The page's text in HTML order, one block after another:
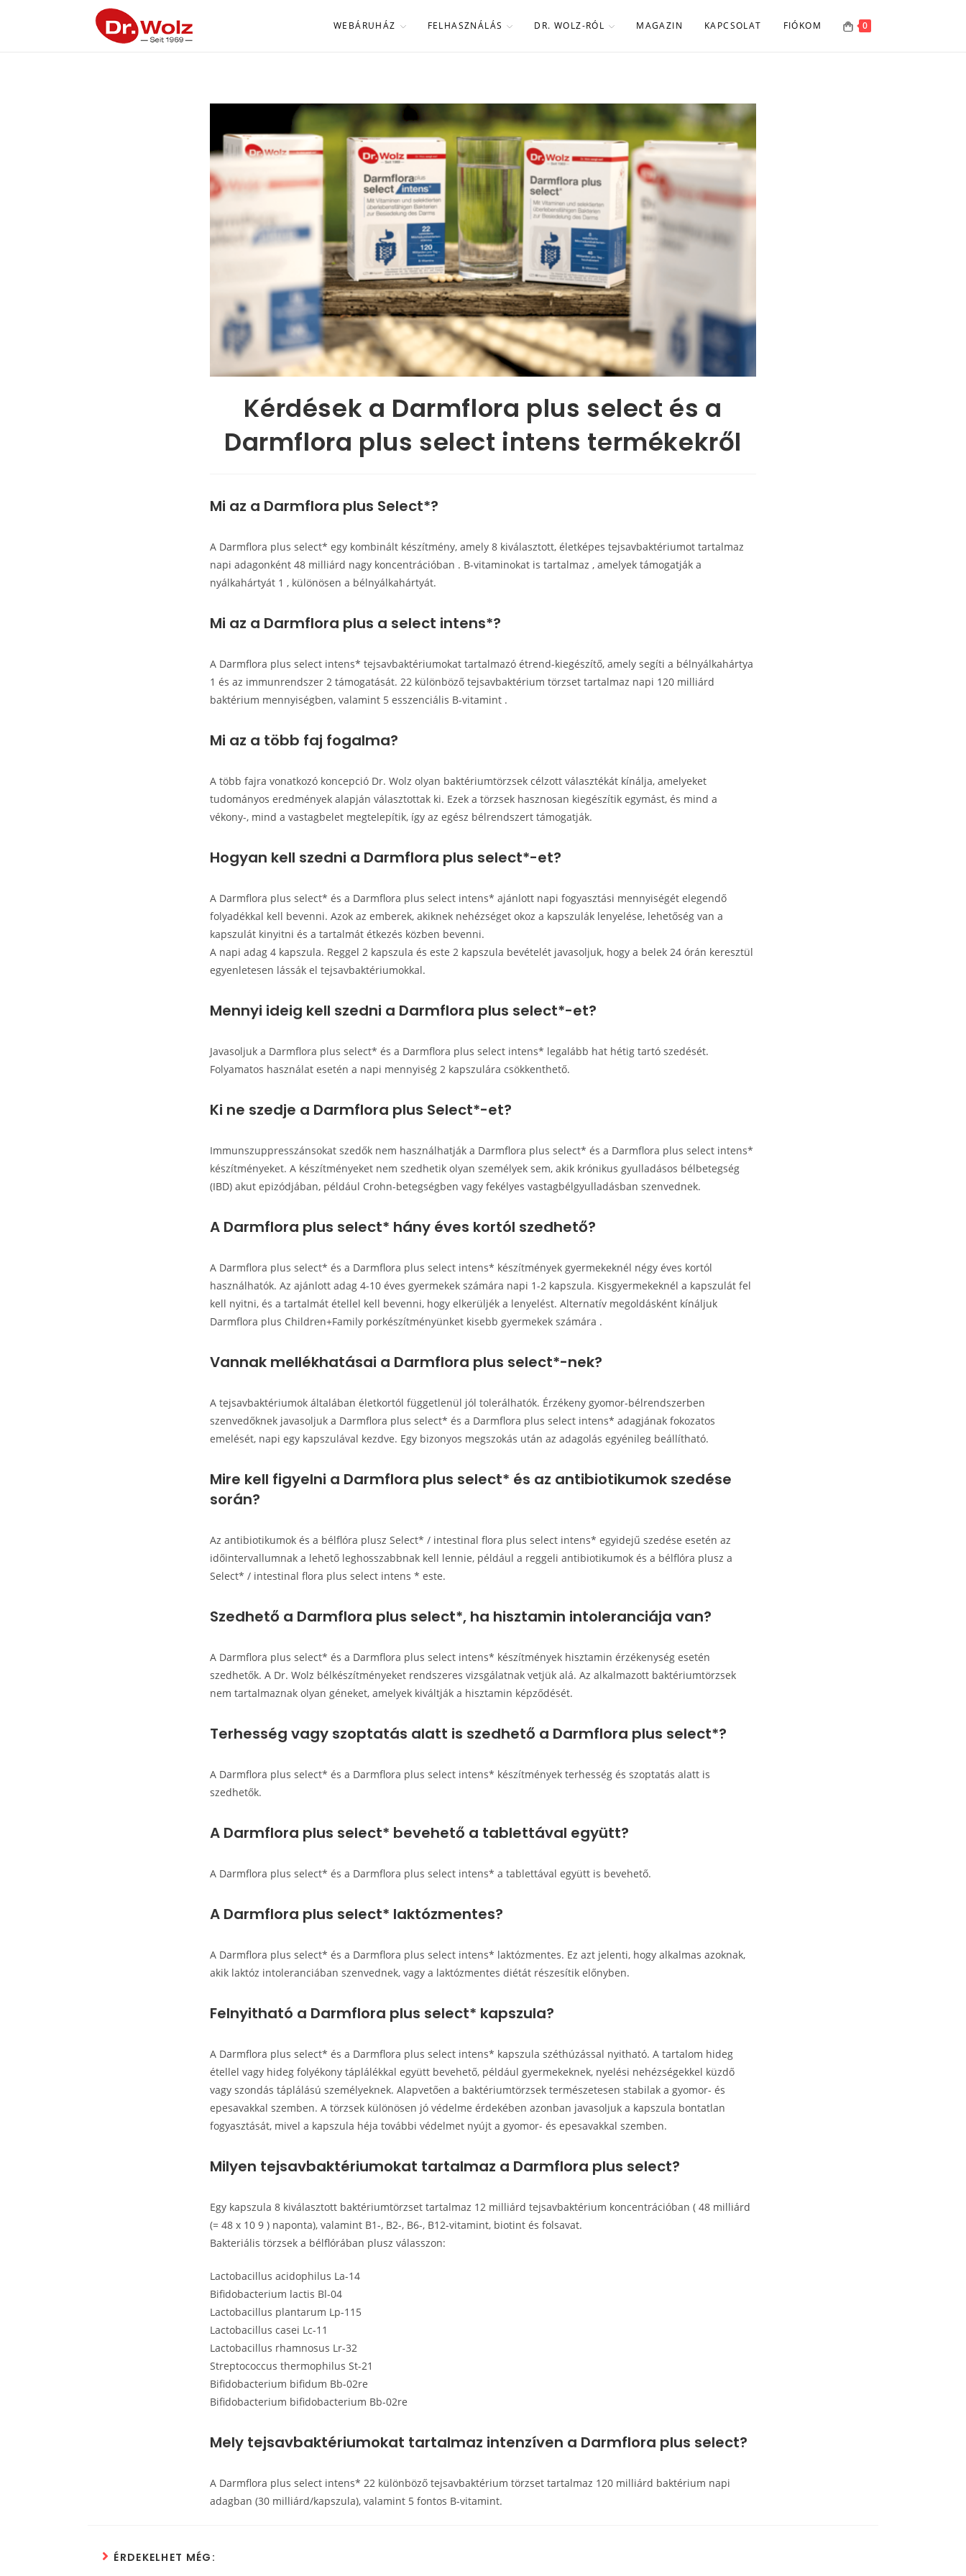
WEBÁRUHÁZ FELHASZNÁLÁS DR. WOLZ-RÓL MAGAZIN KAPCSOLAT FIÓKOM 0
Kérdések a Darmflora plus select és a
Darmflora plus select intens termékekről
Mi az a Darmflora plus Select*?
A Darmflora plus select* egy kombinált készítmény, amely 8 kiválasztott, életképes tejsavbaktériumot tartalmaz
napi adagonként 48 milliárd nagy koncentrációban . B-vitaminokat is tartalmaz , amelyek támogatják a
nyálkahártyát 1 , különösen a bélnyálkahártyát.
Mi az a Darmflora plus a select intens*?
A Darmflora plus select intens* tejsavbaktériumokat tartalmazó étrend-kiegészítő, amely segíti a bélnyálkahártya
1 és az immunrendszer 2 támogatását. 22 különböző tejsavbaktérium törzset tartalmaz napi 120 milliárd
baktérium mennyiségben, valamint 5 esszenciális B-vitamint .
Mi az a több faj fogalma?
A több fajra vonatkozó koncepció Dr. Wolz olyan baktériumtörzsek célzott választékát kínálja, amelyeket
tudományos eredmények alapján választottak ki. Ezek a törzsek hasznosan kiegészítik egymást, és mind a
vékony-, mind a vastagbelet megtelepítik, így az egész bélrendszert támogatják.
Hogyan kell szedni a Darmflora plus select*-et?
A Darmflora plus select* és a Darmflora plus select intens* ajánlott napi fogyasztási mennyiségét elegendő
folyadékkal kell bevenni. Azok az emberek, akiknek nehézséget okoz a kapszulák lenyelése, lehetőség van a
kapszulát kinyitni és a tartalmát étkezés közben bevenni.
A napi adag 4 kapszula. Reggel 2 kapszula és este 2 kapszula bevételét javasoljuk, hogy a belek 24 órán keresztül
egyenletesen lássák el tejsavbaktériumokkal.
Mennyi ideig kell szedni a Darmflora plus select*-et?
Javasoljuk a Darmflora plus select* és a Darmflora plus select intens* legalább hat hétig tartó szedését.
Folyamatos használat esetén a napi mennyiség 2 kapszulára csökkenthető.
Ki ne szedje a Darmflora plus Select*-et?
Immunszuppresszánsokat szedők nem használhatják a Darmflora plus select* és a Darmflora plus select intens*
készítményeket. A készítményeket nem szedhetik olyan személyek sem, akik krónikus gyulladásos bélbetegség
(IBD) akut epizódjában, például Crohn-betegségben vagy fekélyes vastagbélgyulladásban szenvednek.
A Darmflora plus select* hány éves kortól szedhető?
A Darmflora plus select* és a Darmflora plus select intens* készítmények gyermekeknél négy éves kortól
használhatók. Az ajánlott adag 4-10 éves gyermekek számára napi 1-2 kapszula. Kisgyermekeknél a kapszulát fel
kell nyitni, és a tartalmát étellel kell bevenni, hogy elkerüljék a lenyelést. Alternatív megoldásként kínáljuk
Darmflora plus Children+Family porkészítményünket kisebb gyermekek számára .
Vannak mellékhatásai a Darmflora plus select*-nek?
A tejsavbaktériumok általában életkortól függetlenül jól tolerálhatók. Érzékeny gyomor-bélrendszerben
szenvedőknek javasoljuk a Darmflora plus select* és a Darmflora plus select intens* adagjának fokozatos
emelését, napi egy kapszulával kezdve. Egy bizonyos megszokás után az adagolás egyénileg beállítható.
Mire kell figyelni a Darmflora plus select* és az antibiotikumok szedése
során?
Az antibiotikumok és a bélflóra plusz Select* / intestinal flora plus select intens* egyidejű szedése esetén az
időintervallumnak a lehető leghosszabbnak kell lennie, például a reggeli antibiotikumok és a bélflóra plusz a
Select* / intestinal flora plus select intens * este.
Szedhető a Darmflora plus select*, ha hisztamin intoleranciája van?
A Darmflora plus select* és a Darmflora plus select intens* készítmények hisztamin érzékenység esetén
szedhetők. A Dr. Wolz bélkészítményeket rendszeres vizsgálatnak vetjük alá. Az alkalmazott baktériumtörzsek
nem tartalmaznak olyan géneket, amelyek kiváltják a hisztamin képződését.
Terhesség vagy szoptatás alatt is szedhető a Darmflora plus select*?
A Darmflora plus select* és a Darmflora plus select intens* készítmények terhesség és szoptatás alatt is
szedhetők.
A Darmflora plus select* bevehető a tablettával együtt?
A Darmflora plus select* és a Darmflora plus select intens* a tablettával együtt is bevehető.
A Darmflora plus select* laktózmentes?
A Darmflora plus select* és a Darmflora plus select intens* laktózmentes. Ez azt jelenti, hogy alkalmas azoknak,
akik laktóz intoleranciában szenvednek, vagy a laktózmentes diétát részesítik előnyben.
Felnyitható a Darmflora plus select* kapszula?
A Darmflora plus select* és a Darmflora plus select intens* kapszula széthúzással nyitható. A tartalom hideg
étellel vagy hideg folyékony táplálékkal együtt bevehető, például gyermekeknek, nyelési nehézségekkel küzdő
vagy szondás táplálású személyeknek. Alapvetően a baktériumtörzsek természetesen stabilak a gyomor- és
epesavakkal szemben. A törzsek különösen jó védelme érdekében azonban javasoljuk a kapszula bontatlan
fogyasztását, mivel a kapszula héja további védelmet nyújt a gyomor- és epesavakkal szemben.
Milyen tejsavbaktériumokat tartalmaz a Darmflora plus select?
Egy kapszula 8 kiválasztott baktériumtörzset tartalmaz 12 milliárd tejsavbaktérium koncentrációban ( 48 milliárd
(= 48 x 10 9 ) naponta), valamint B1-, B2-, B6-, B12-vitamint, biotint és folsavat.
Bakteriális törzsek a bélflórában plusz válasszon:
Lactobacillus acidophilus La-14
Bifidobacterium lactis Bl-04
Lactobacillus plantarum Lp-115
Lactobacillus casei Lc-11
Lactobacillus rhamnosus Lr-32
Streptococcus thermophilus St-21
Bifidobacterium bifidum Bb-02re
Bifidobacterium bifidobacterium Bb-02re
Mely tejsavbaktériumokat tartalmaz intenzíven a Darmflora plus select?
A Darmflora plus select intens* 22 különböző tejsavbaktérium törzset tartalmaz 120 milliárd baktérium napi
adagban (30 milliárd/kapszula), valamint 5 fontos B-vitamint.
ÉRDEKELHET MÉG: